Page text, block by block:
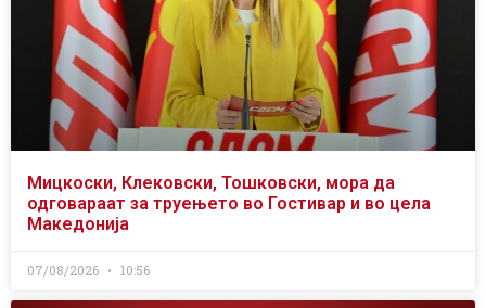
Мицкоски, Клековски, Тошковски, мора да
одговараат за труењето во Гостивар и во цела
Македонија
07/08/2026 10:56